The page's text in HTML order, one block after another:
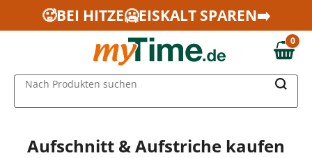
Zum Hauptinhalt springen
Zur Navigation springen
Zur Suche springen
🥵BEI HITZE🥶EISKALT SPAREN➡️
0,00 €
0
Nach Produkten suchen
Aufschnitt & Aufstriche kaufen